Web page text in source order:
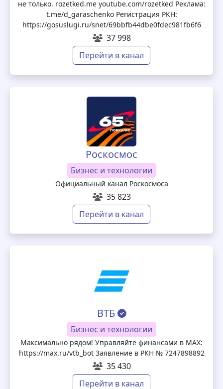
не только. rozetked.me youtube.com/rozetked Реклама:
t.me/d_garaschenko Регистрация РКН:
https://gosuslugi.ru/snet/69bbfb44dbe0fdec981fb6f6
37 998
Перейти в канал
Роскосмос
Бизнес и технологии
Официальный канал Роскосмоса
35 823
Перейти в канал
ВТБ
Бизнес и технологии
Максимально рядом! Управляйте финансами в МАХ:
https://max.ru/vtb_bot Заявление в РКН № 7247898892
35 430
Перейти в канал